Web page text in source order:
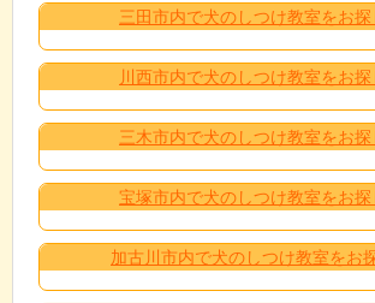
三田市内で犬のしつけ教室をお探
川西市内で犬のしつけ教室をお探
三木市内で犬のしつけ教室をお探
宝塚市内で犬のしつけ教室をお探
加古川市内で犬のしつけ教室をお